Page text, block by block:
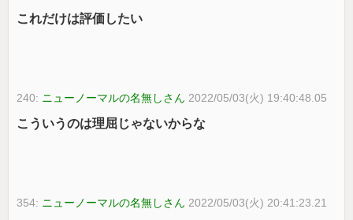
これだけは評価したい
240: ニューノーマルの名無しさん 2022/05/03(火) 19:40:48.05
こういうのは理屈じゃないからな
354: ニューノーマルの名無しさん 2022/05/03(火) 20:41:23.21